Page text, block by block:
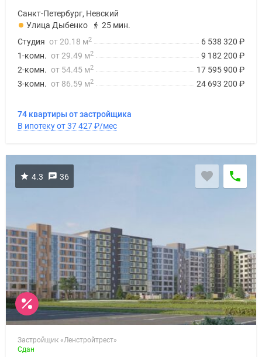
Санкт-Петербург, Невский
Улица Дыбенко
25 мин.
6 538 320 ₽
Студия от 20.18 м2
9 182 200 ₽
1-комн. от 29.49 м2
17 595 900 ₽
2-комн. от 54.45 м2
24 693 200 ₽
3-комн. от 86.59 м2
74 квартиры от застройщика
В ипотеку от 37 427₽/мес
4.3 36
Застройщик «Ленстройтрест»
Сдан